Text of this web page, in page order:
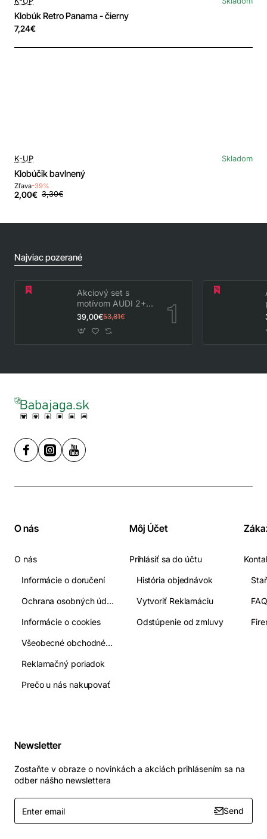
Klobúk Retro Panama - čierny
7,24€
K-UP Skladom
Klobúčik bavlnený
Zľava-39%
2,00€ 3,30€
Najviac pozerané
Akciový set s
motívom AUDI 2+
hrnček
39,00€53,81€
O nás
O nás
Informácie o doručení
Ochrana osobných údajov
Informácie o cookies
Všeobecné obchodné podmienky
Reklamačný poriadok
Prečo u nás nakupovať
Môj Účet
Prihlásiť sa do účtu
História objednávok
Vytvoriť Reklamáciu
Odstúpenie od zmluvy
Newsletter
Zostaňte v obraze o novinkách a akciách prihlásením sa na
odber nášho newslettera
Enter
email
Send